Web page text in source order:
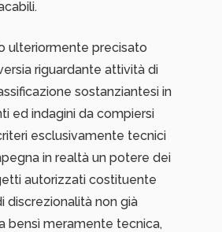
ulteriormente precisato
riguardante attività di
sostanziantesi in
ed indagini da compiersi
esclusivamente tecnici
in realtà un potere dei
autorizzati costituente
discrezionalità non già
bensì meramente tecnica,